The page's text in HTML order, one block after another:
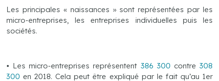
Les principales « naissances » sont représentées par les
micro-entreprises, les entreprises individuelles puis les
sociétés.
• Les micro-entreprises représentent 386 300 contre 308
300 en 2018. Cela peut être expliqué par le fait qu’au 1er